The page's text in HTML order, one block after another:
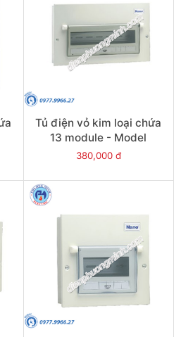
Tủ điện vỏ kim loại chứa
13 module - Model
FDP113
380,000 đ